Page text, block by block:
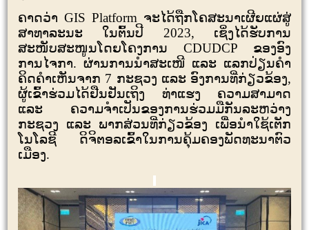
ຄາດວ່າGIS Platform ຈະໄດ້ຖືກໂຄສະນາເຜີຍແຜ່ສູ່
ສາທາລະນະ ໃນຕົ້ນປີ 2023, ເຊິ່ງໄດ້ຮັບການ
ສະໜັບສະໜູນໂດຍໂຄງການ CDUDCP ຂອງອົງ
ການໄຈກາ. ຜ່ານການນຳສະເໜີ ແລະ ແລກປ່ຽນຄໍາ
ຄິດຄໍາເຫັນຈາກ 7 ກະຊວງ ແລະ ອົງການທີ່ກ່ຽວຂ້ອງ,
ຜູ້ເຂົ້າຮ່ວມໄດ້ຢືນຢັນເຖິງ ທ່າແຮງ ຄວາມສາມາດ
ແລະ ຄວາມຈໍາເປັນຂອງການຮ່ວມມືກັນລະຫວ່າງ
ກະຊວງ ແລະ ພາກສ່ວນທີ່ກ່ຽວຂ້ອງ ເພື່ອນໍາໃຊ້ເຕັກ
ໂນໂລຊີ ດິຈິຕອລເຂົ້າໃນການຄຸ້ມຄອງພັດທະນາຕົວ
ເມືອງ.